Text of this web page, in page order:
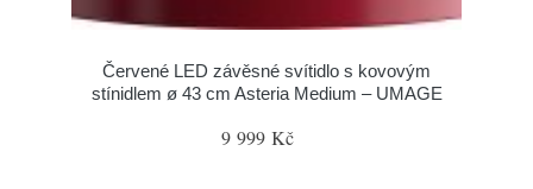
Červené LED závěsné svítidlo s kovovým
stínidlem ø 43 cm Asteria Medium – UMAGE
9 999 Kč